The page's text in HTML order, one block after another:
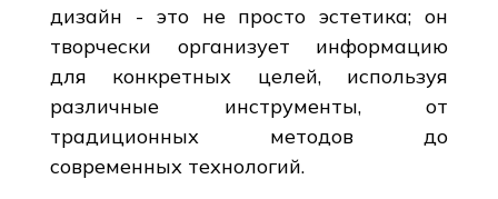
дизайн - это не просто эстетика; он
творчески организует информацию
для конкретных целей, используя
различные инструменты, от
традиционных методов до
современных технологий.